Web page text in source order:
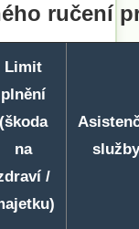
ručení
Limit
plnění
(škoda
na
/
služby